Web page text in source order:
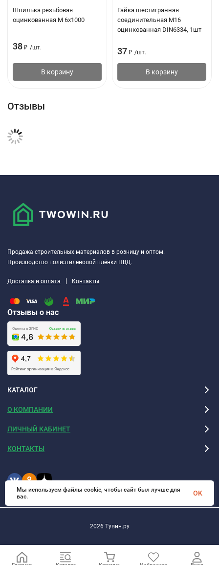
Шпилька резьбовая
оцинкованная М 6х1000
38 ₽ /шт.
В корзину
Гайка шестигранная
соединительная М16
оцинкованная DIN6334, 1шт
37 ₽ /шт.
В корзину
Отзывы
Продажа строительных материалов в розницу и оптом.
Производство полиэтиленовой плёнки ПВД.
Доставка и оплата | Контакты
Отзывы о нас
КАТАЛОГ
О КОМПАНИИ
ЛИЧНЫЙ КАБИНЕТ
КОНТАКТЫ
2026 Тувин.ру
Мы используем файлы cookie, чтобы сайт был лучше для
вас.
OK